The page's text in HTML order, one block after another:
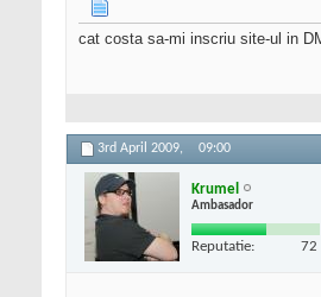
cat costa sa-mi inscriu site-ul in
3rd April 2009, 09:00
Krumel
Ambasador
Reputatie: 72